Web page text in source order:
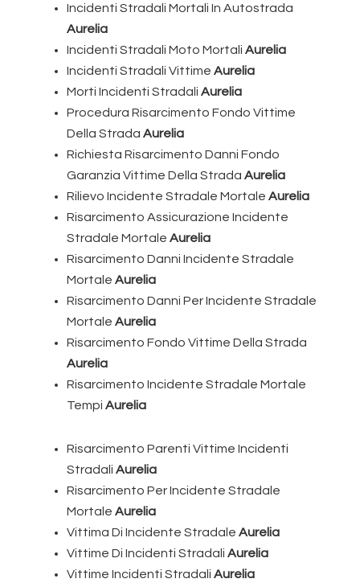
Incidenti Stradali Mortali In Autostrada
Aurelia
Incidenti Stradali Moto MortaliAurelia
Incidenti Stradali VittimeAurelia
Morti Incidenti StradaliAurelia
Procedura Risarcimento Fondo Vittime
Della StradaAurelia
Richiesta Risarcimento Danni Fondo
Garanzia Vittime Della StradaAurelia
Rilievo Incidente Stradale MortaleAurelia
Risarcimento Assicurazione Incidente
Stradale MortaleAurelia
Risarcimento Danni Incidente Stradale
MortaleAurelia
Risarcimento Danni Per Incidente Stradale
MortaleAurelia
Risarcimento Fondo Vittime Della Strada
Aurelia
Risarcimento Incidente Stradale Mortale
TempiAurelia
Risarcimento Parenti Vittime Incidenti
StradaliAurelia
Risarcimento Per Incidente Stradale
MortaleAurelia
Vittima Di Incidente StradaleAurelia
Vittime Di Incidenti StradaliAurelia
Vittime Incidenti StradaliAurelia